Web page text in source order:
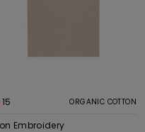
15 ORGANIC COTTON
Embroidery